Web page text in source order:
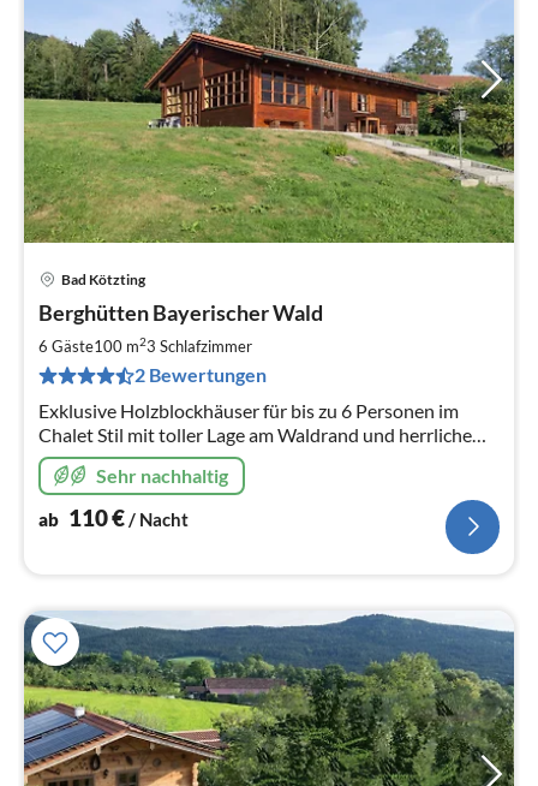
Bad Kötzting
Berghütten Bayerischer Wald
6 Gäste100 m23 Schlafzimmer
2 Bewertungen
Exklusive Holzblockhäuser für bis zu 6 Personen im
Chalet Stil mit toller Lage am Waldrand und herrlichem
Bergblick Vermietung von Samstag bis Samstag KEIN
ZAUN,2 Parkplätze
Sehr nachhaltig
ab 110€/ Nacht